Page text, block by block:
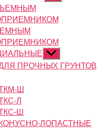
подменю
Показывать
подменю
ПРОЧНЫХ ГРУНТОВ
Ш
Л
Ш
ЛОПАСТНЫЕ